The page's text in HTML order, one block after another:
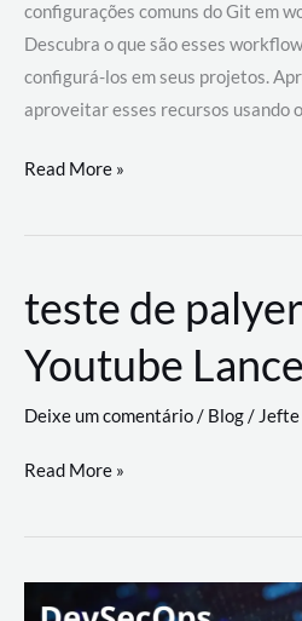
configurações comuns do Git em
Descubra o que são esses
configurá-los em seus projetos.
aproveitar esses recursos usando
GitHub
revoluciona
de
trabalho
com
a
workflows
Read More »
teste de
Youtube
Deixe um comentário/ Blog/
teste
palyer
Read More »